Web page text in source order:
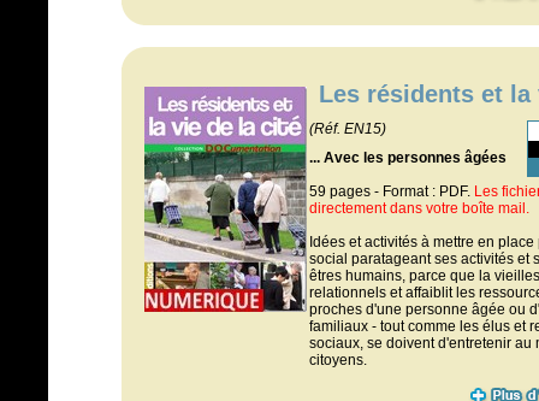
Les résidents et
(Réf. EN15)
... Avec les personnes âgées
59 pages - Format : PDF. Les
directement dans votre boîte mail.
Idées et activités à mettre en
social paratageant ses activités et
êtres humains, parce que la
relationnels et affaiblit les
proches d'une personne âgée ou
familiaux - tout comme les élus et
sociaux, se doivent d'entretenir au
citoyens.